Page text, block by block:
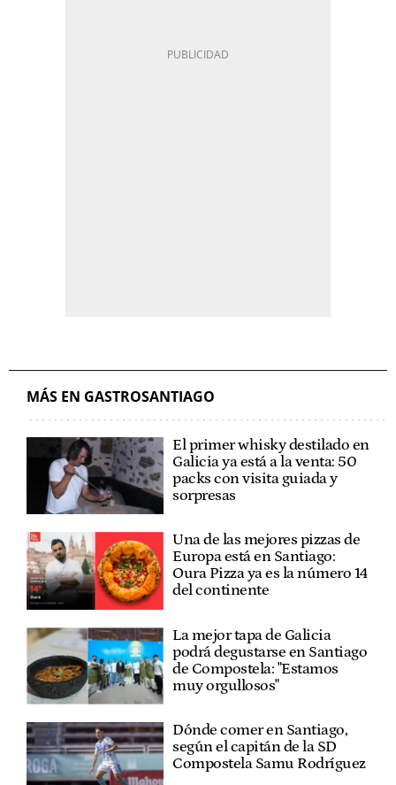
MÁS EN GASTROSANTIAGO
El primer whisky destilado en
Galicia ya está a la venta: 50
packs con visita guiada y
sorpresas
Una de las mejores pizzas de
Europa está en Santiago:
Oura Pizza ya es la número 14
del continente
La mejor tapa de Galicia
podrá degustarse en Santiago
de Compostela: "Estamos
muy orgullosos"
Dónde comer en Santiago,
según el capitán de la SD
Compostela Samu Rodríguez